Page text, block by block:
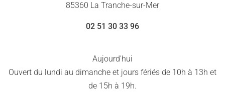
85360 La Tranche-sur-Mer
02 51 30 33 96
Aujourd'hui
Ouvert du lundi au dimanche et jours fériés de 10h à 13h et
de 15h à 19h.